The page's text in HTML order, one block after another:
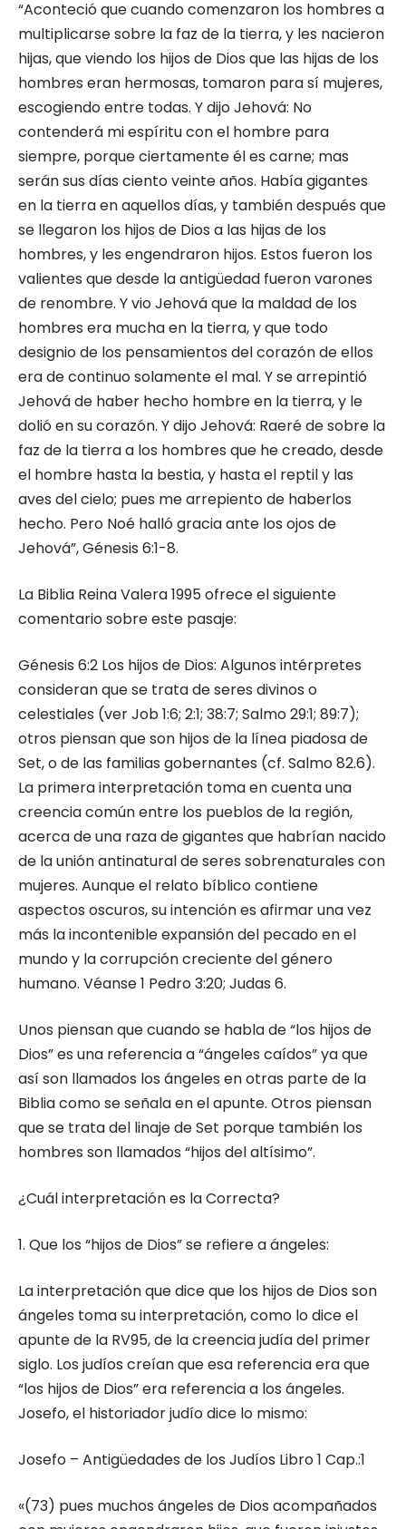
“Aconteció que cuando comenzaron los hombres a
multiplicarse sobre la faz de la tierra, y les nacieron
hijas, que viendo los hijos de Dios que las hijas de los
hombres eran hermosas, tomaron para sí mujeres,
escogiendo entre todas. Y dijo Jehová: No
contenderá mi espíritu con el hombre para
siempre, porque ciertamente él es carne; mas
serán sus días ciento veinte años. Había gigantes
en la tierra en aquellos días, y también después que
se llegaron los hijos de Dios a las hijas de los
hombres, y les engendraron hijos. Estos fueron los
valientes que desde la antigüedad fueron varones
de renombre. Y vio Jehová que la maldad de los
hombres era mucha en la tierra, y que todo
designio de los pensamientos del corazón de ellos
era de continuo solamente el mal. Y se arrepintió
Jehová de haber hecho hombre en la tierra, y le
dolió en su corazón. Y dijo Jehová: Raeré de sobre la
faz de la tierra a los hombres que he creado, desde
el hombre hasta la bestia, y hasta el reptil y las
aves del cielo; pues me arrepiento de haberlos
hecho. Pero Noé halló gracia ante los ojos de
Jehová”, Génesis 6:1-8.
La Biblia Reina Valera 1995 ofrece el siguiente
comentario sobre este pasaje:
Génesis 6:2 Los hijos de Dios: Algunos intérpretes
consideran que se trata de seres divinos o
celestiales (ver Job 1:6; 2:1; 38:7; Salmo 29:1; 89:7);
otros piensan que son hijos de la línea piadosa de
Set, o de las familias gobernantes (cf. Salmo 82.6).
La primera interpretación toma en cuenta una
creencia común entre los pueblos de la región,
acerca de una raza de gigantes que habrían nacido
de la unión antinatural de seres sobrenaturales con
mujeres. Aunque el relato bíblico contiene
aspectos oscuros, su intención es afirmar una vez
más la incontenible expansión del pecado en el
mundo y la corrupción creciente del género
humano. Véanse 1 Pedro 3:20; Judas 6.
Unos piensan que cuando se habla de “los hijos de
Dios” es una referencia a “ángeles caídos” ya que
así son llamados los ángeles en otras parte de la
Biblia como se señala en el apunte. Otros piensan
que se trata del linaje de Set porque también los
hombres son llamados “hijos del altísimo”.
¿Cuál interpretación es la Correcta?
1. Que los “hijos de Dios” se refiere a ángeles:
La interpretación que dice que los hijos de Dios son
ángeles toma su interpretación, como lo dice el
apunte de la RV95, de la creencia judía del primer
siglo. Los judíos creían que esa referencia era que
“los hijos de Dios” era referencia a los ángeles.
Josefo, el historiador judío dice lo mismo:
Josefo – Antigüedades de los Judíos Libro 1 Cap.:1
«(73) pues muchos ángeles de Dios acompañados